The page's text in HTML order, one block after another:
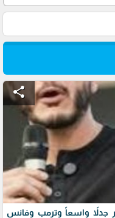
share
جدلاً واسعاً وترمب وفانس